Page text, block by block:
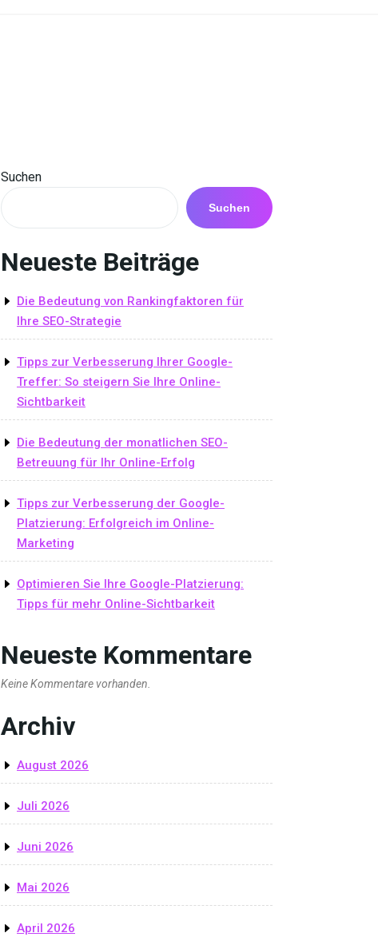
Suchen
Suchen
Neueste Beiträge
Die Bedeutung von Rankingfaktoren für
Ihre SEO-Strategie
Tipps zur Verbesserung Ihrer Google-
Treffer: So steigern Sie Ihre Online-
Sichtbarkeit
Die Bedeutung der monatlichen SEO-
Betreuung für Ihr Online-Erfolg
Tipps zur Verbesserung der Google-
Platzierung: Erfolgreich im Online-
Marketing
Optimieren Sie Ihre Google-Platzierung:
Tipps für mehr Online-Sichtbarkeit
Neueste Kommentare
Keine Kommentare vorhanden.
Archiv
August 2026
Juli 2026
Juni 2026
Mai 2026
April 2026